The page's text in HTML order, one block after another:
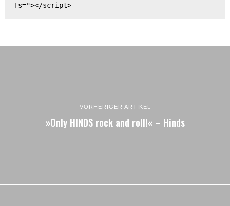
Ts="></script>
VORHERIGER ARTIKEL
»Only HINDS rock and roll!« – Hinds